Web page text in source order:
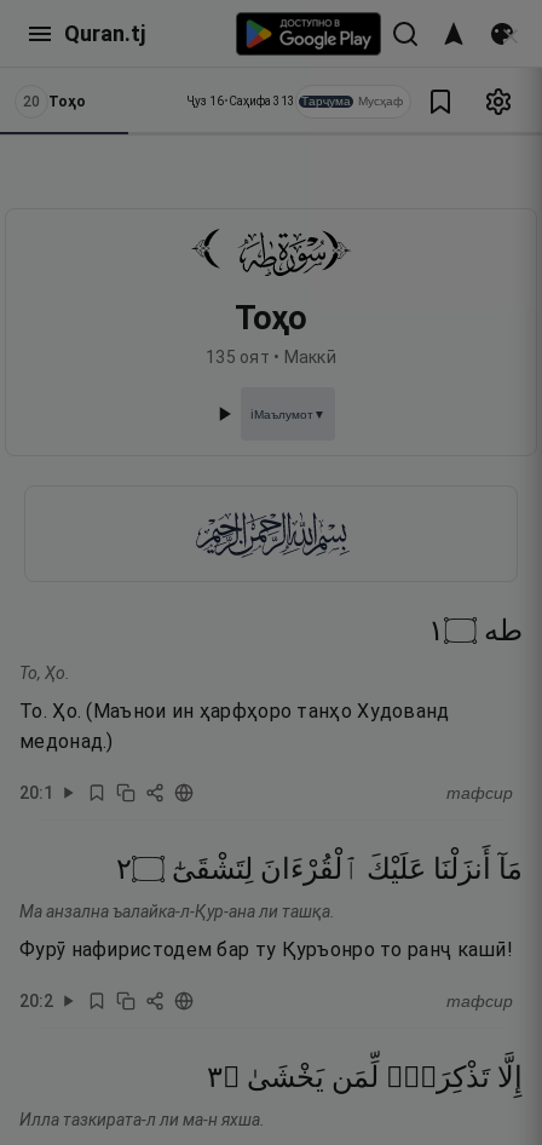
Quran.tj
20 Тоҳо Ҷуз 16•Саҳифа 313 Тарҷума Мусҳаф
Тоҳо
135 оят • Маккӣ
ℹ️Маълумот▼
طه ۝١
То, Ҳо.
То. Ҳо. (Маънои ин ҳарфҳоро танҳо Худованд
медонад.)
20:1 тафсир
مَآ أَنزَلْنَا عَلَيْكَ ٱلْقُرْءَانَ لِتَشْقَىٰٓ ۝٢
Ма анзална ъалайка-л-Қур-ана ли ташқа.
Фурӯ нафиристодем бар ту Қуръонро то ранҷ кашӣ!
20:2 тафсир
إِلَّا تَذْكِرَةًۭ لِّمَن يَخْشَىٰ ۝٣
Илла тазкирата-л ли ма-н яхша.